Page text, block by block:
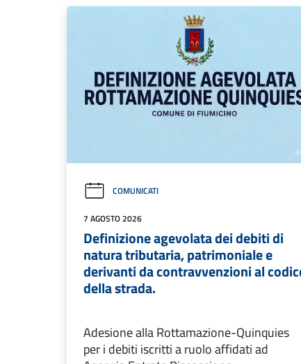
COMUNICATI
7 AGOSTO 2026
Definizione agevolata dei debiti di
natura tributaria, patrimoniale e
derivanti da contravvenzioni al
della strada.
Adesione alla Rottamazione-Quinquies
per i debiti iscritti a ruolo affidati ad